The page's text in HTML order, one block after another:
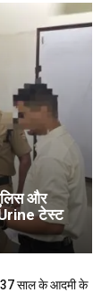
और
Urine टेस्ट
37 साल के आदमी के